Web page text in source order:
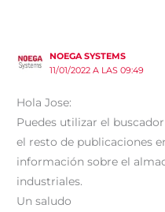
NOEGA SYSTEMS
11/01/2022 A LAS 09:49
Hola Jose:
Puedes utilizar el
el resto de publicaciones
información sobre el
industriales.
Un saludo